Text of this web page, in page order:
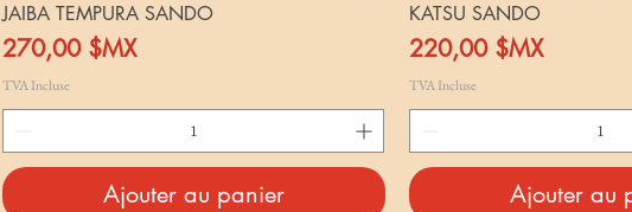
JAIBA TEMPURA SANDO
Prix
270,00 $MX
TVA Incluse
Ajouter au panier
KATSU SANDO
Prix
220,00 $MX
TVA Incluse
Ajouter au